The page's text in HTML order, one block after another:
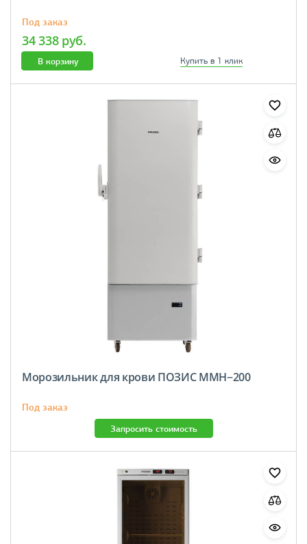
Под заказ
34 338 руб.
В корзину Купить в 1 клик
Морозильник для крови ПОЗИС MMH−200
Под заказ
Запросить стоимость